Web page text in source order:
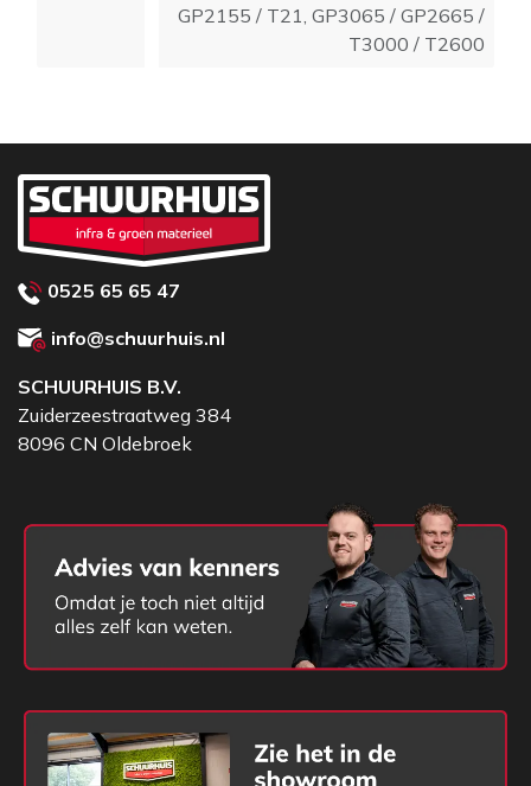
GP2155 / T21, GP3065 / GP2665 /
T3000 / T2600
0525 65 65 47
info@schuurhuis.nl
SCHUURHUIS B.V.
Zuiderzeestraatweg 384
8096 CN Oldebroek